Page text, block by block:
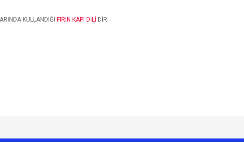
KULLANDIĞI FIRIN KAPI DİLİ DİR.